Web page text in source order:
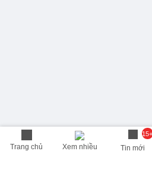
Trang chủ Xem nhiều Tin mới